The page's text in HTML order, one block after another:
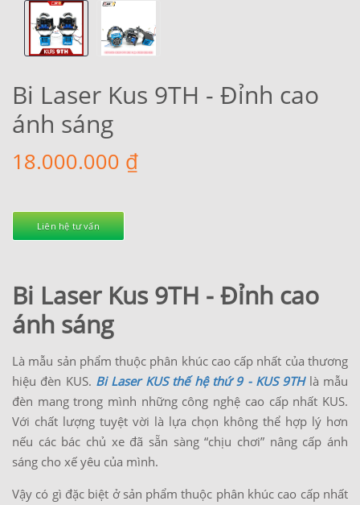
Bi Laser Kus 9TH - Đỉnh cao
ánh sáng
18.000.000 ₫
Liên hệ tư vấn
Bi Laser Kus 9TH - Đỉnh cao
ánh sáng
Là mẫu sản phẩm thuộc phân khúc cao cấp nhất của thương
hiệu đèn KUS. Bi Laser KUS thế hệ thứ 9 - KUS 9THlà mẫu
đèn mang trong mình những công nghệ cao cấp nhất KUS.
Với chất lượng tuyệt vời là lựa chọn không thể hợp lý hơn
nếu các bác chủ xe đã sẵn sàng “chịu chơi” nâng cấp ánh
sáng cho xế yêu của mình.
Vậy có gì đặc biệt ở sản phẩm thuộc phân khúc cao cấp nhất